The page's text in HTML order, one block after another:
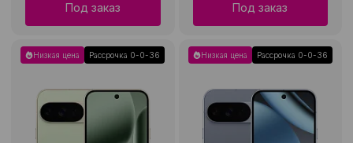
Под заказ Под заказ
Низкая цена Рассрочка 0-0-36 Низкая цена Рассрочка 0-0-36